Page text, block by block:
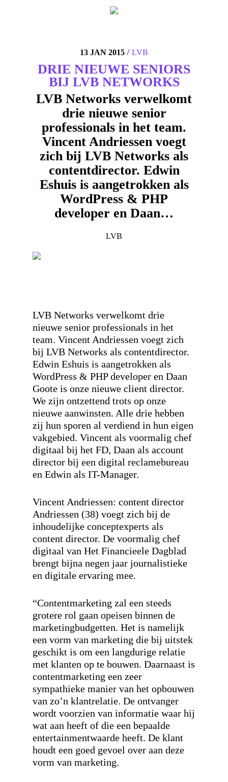
13 JAN 2015 / LVB
DRIE NIEUWE SENIORS
BIJ LVB NETWORKS
LVB Networks verwelkomt
drie nieuwe senior
professionals in het team.
Vincent Andriessen voegt
zich bij LVB Networks als
contentdirector. Edwin
Eshuis is aangetrokken als
WordPress & PHP
developer en Daan…
LVB
LVB Networks verwelkomt drie
nieuwe senior professionals in het
team. Vincent Andriessen voegt zich
bij LVB Networks als contentdirector.
Edwin Eshuis is aangetrokken als
WordPress & PHP developer en Daan
Goote is onze nieuwe client director.
We zijn ontzettend trots op onze
nieuwe aanwinsten. Alle drie hebben
zij hun sporen al verdiend in hun eigen
vakgebied. Vincent als voormalig chef
digitaal bij het FD, Daan als account
director bij een digital reclamebureau
en Edwin als IT-Manager.
Vincent Andriessen: content director
Andriessen (38) voegt zich bij de
inhoudelijke conceptexperts als
content director. De voormalig chef
digitaal van Het Financieele Dagblad
brengt bijna negen jaar journalistieke
en digitale ervaring mee.
“Contentmarketing zal een steeds
grotere rol gaan opeisen binnen de
marketingbudgetten. Het is namelijk
een vorm van marketing die bij uitstek
geschikt is om een langdurige relatie
met klanten op te bouwen. Daarnaast is
contentmarketing een zeer
sympathieke manier van het opbouwen
van zo’n klantrelatie. De ontvanger
wordt voorzien van informatie waar hij
wat aan heeft of die een bepaalde
entertainmentwaarde heeft. De klant
houdt een goed gevoel over aan deze
vorm van marketing.